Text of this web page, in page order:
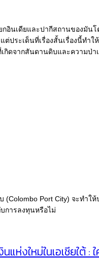
กอินเดียและปากีสถานของ
ประเด็นที่เรื่องสั้นเรื่องนี้ท
ดจากสันดานดิบและความป่
Port City) จะทำ
การลงทุนหรือไม่
ห่งใหม่ในเอเชียใต้ :